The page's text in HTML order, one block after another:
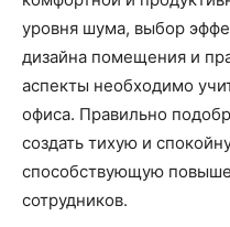
уровня шума, выбор
дизайна помещения и
аспекты необходимо
офиса. Правильно
создать тихую и
способствующую
сотрудников.